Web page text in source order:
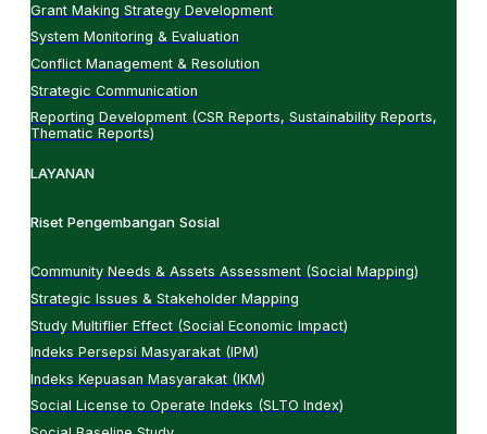
Grant Making Strategy Development
System Monitoring & Evaluation
Conflict Management & Resolution
Strategic Communication
Reporting Development (CSR Reports, Sustainability Reports,
Thematic Reports)
LAYANAN
Riset Pengembangan Sosial
Community Needs & Assets Assessment (Social Mapping)
Strategic Issues & Stakeholder Mapping
Study Multiflier Effect (Social Economic Impact)
Indeks Persepsi Masyarakat (IPM)
Indeks Kepuasan Masyarakat (IKM)
Social License to Operate Indeks (SLTO Index)